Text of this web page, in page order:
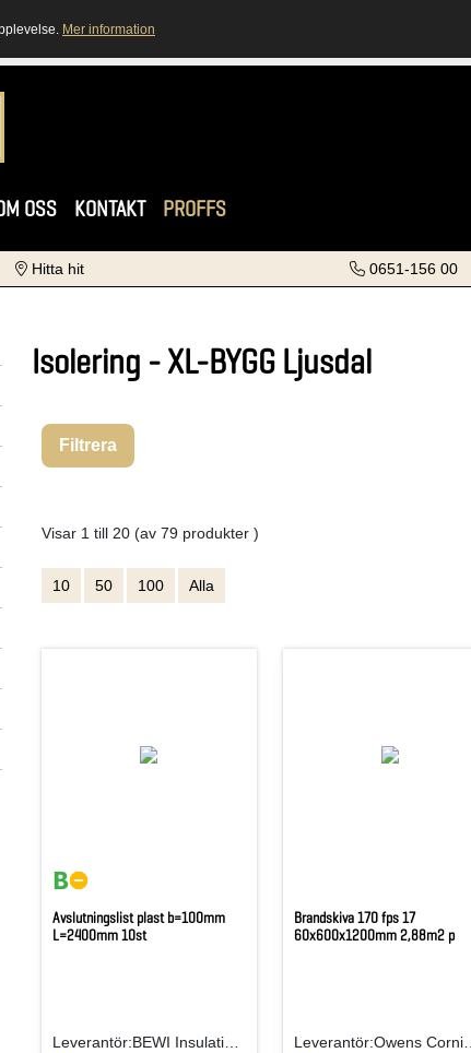
Mer information
OSS KONTAKT PROFFS
Hitta hit 0651-156 00
Isolering - XL-BYGG Ljusdal
Filtrera
Visar 1 till 20 (av 79 produkter )
10 50 100 Alla
Avslutningslist plast b=100mm
L=2400mm 10st
Brandskiva 170 fps 17
60x600x1200mm 2,88m2 p
Leverantör:Owens Corning (Paroc AB)